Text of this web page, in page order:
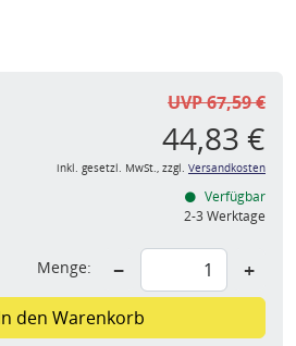
UVP 67,59 €
44,83 €
inkl. gesetzl. MwSt., zzgl. Versandkosten
Verfügbar
2-3 Werktage
Menge: − +
den Warenkorb